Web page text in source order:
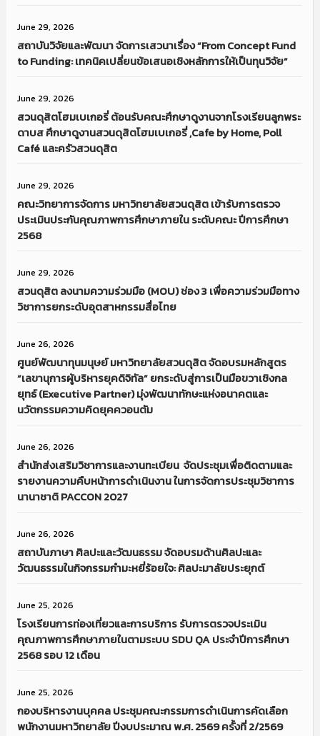
June 29, 2026
สถาบันวิจัยและพัฒนา จัดการเสวนาเรื่อง “From Concept Fund
to Funding: เทคนิคเปลี่ยนข้อเสนอเชิงหลักการให้เป็นทุนวิจัย”
June 29, 2026
สวนดุสิตโฮมเบเกอรี่ ต้อนรับคณะศึกษาดูงานจากโรงเรียนลูกพระ
ดาบส ศึกษาดูงานสวนดุสิตโฮมเบเกอรี่ ,Cafe by Home, Poll
Café และครัวสวนดุสิต
June 29, 2026
คณะวิทยาการจัดการ มหาวิทยาลัยสวนดุสิต เข้ารับการตรวจ
ประเมินประกันคุณภาพการศึกษาภายใน ระดับคณะ ปีการศึกษา
2568
June 29, 2026
สวนดุสิต ลงนามความร่วมมือ (MOU) ช่อง 3 เพื่อความร่วมมือทาง
วิชาการยกระดับอุตสาหกรรมสื่อไทย
June 26, 2026
ศูนย์พัฒนาทุนมนุษย์ มหาวิทยาลัยสวนดุสิต จัดอบรมหลักสูตร
“เลขานุการผู้บริหารยุคดิจิทัล” ยกระดับสู่การเป็นมือขวาเชิงกล
ยุทธ์ (Executive Partner) มุ่งพัฒนาทักษะแห่งอนาคตและ
นวัตกรรมความคิดยุคควอนตัม
June 26, 2026
สำนักส่งเสริมวิชาการและงานทะเบียน จัดประชุมเพื่อติดตามและ
รายงานความคืบหน้าการดำเนินงาน ในการจัดการประชุมวิชาการ
นานาชาติ PACCON 2027
June 26, 2026
สถาบันภาษา ศิลปะและวัฒนธรรม จัดอบรมด้านศิลปะและ
วัฒนธรรมในกิจกรรมกำมะหยี่ร้อยใจ: ศิลปะมาลัยประยุกต์
June 25, 2026
โรงเรียนการท่องเที่ยวและการบริการ รับการตรวจประเมิน
คุณภาพการศึกษาภายในตามระบบ SDU QA ประจำปีการศึกษา
2568 รอบ 12 เดือน
June 25, 2026
กองบริหารงานบุคคล ประชุมคณะกรรมการดำเนินการคัดเลือก
พนักงานมหาวิทยาลัย ปีงบประมาณ พ.ศ. 2569 ครั้งที่ 2/2569